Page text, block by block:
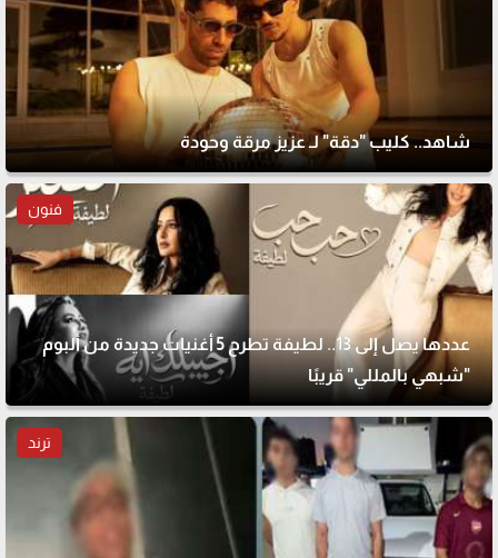
شاهد.. كليب "دقة" لـ عزيز مرقة وحودة
فنون
عددها يصل إلى 13.. لطيفة تطرح 5 أغنيات جديدة من ألبوم
"شبهي بالمللي" قريبًا
ترند